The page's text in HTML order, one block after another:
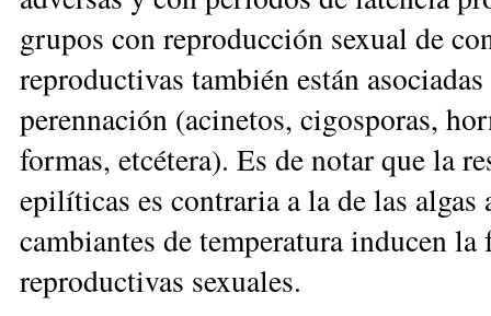
grupos con reproducción sexual de
reproductivas también están
perennación (acinetos, cigosporas,
formas, etcétera). Es de notar que la
epilíticas es contraria a la de las
cambiantes de temperatura inducen
reproductivas sexuales.